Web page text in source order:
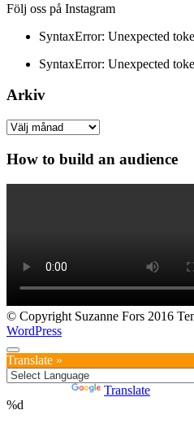
Följ oss på Instagram
SyntaxError: Unexpected
SyntaxError: Unexpected
Arkiv
Arkiv
How to build an audience
© Copyright Suzanne Fors 2016
WordPress
Translate »
Translate
%d